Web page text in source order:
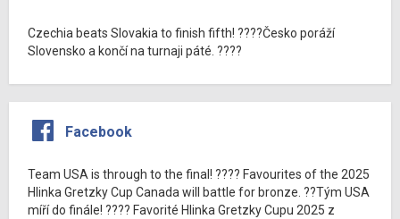
Czechia beats Slovakia to finish fifth! ????Česko poráží
Slovensko a končí na turnaji páté. ????
Facebook
Team USA is through to the final! ???? Favourites of the 2025
Hlinka Gretzky Cup Canada will battle for bronze. ??Tým USA
míří do finále! ???? Favorité Hlinka Gretzky Cupu 2025 z